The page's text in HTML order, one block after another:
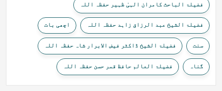
فضیلۃ الباحث کامران الہیٰ ظہیر حفظہ اللہ
فضیلۃ الشیخ عبد الرزاق زاہد حفظہ اللہ اچھی بات
سنت فضیلۃ الشیخ ڈاکٹر فیض الابرار شاہ حفظہ اللہ
گناہ فضیلۃ العالم حافظ قمر حسن حفظہ اللہ